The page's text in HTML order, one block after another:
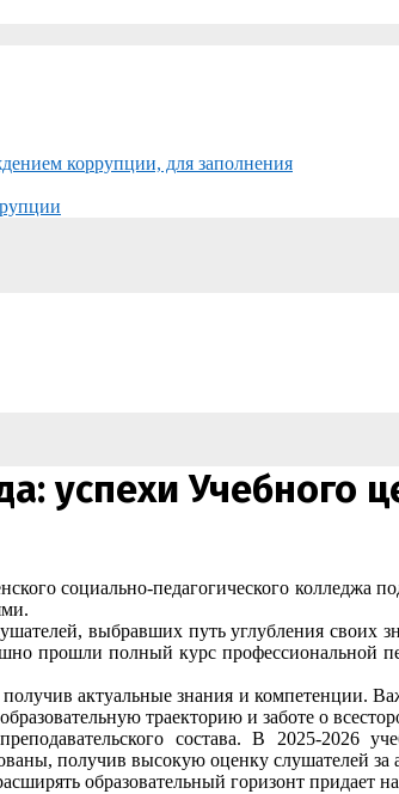
коррупции, для заполнения
успехи Учебного
социально-педагогического колледжа
выбравших путь углубления
прошли полный курс
актуальные знания и компетенции.
траекторию и заботе о
состава. В 2025-2026
получив высокую оценку слушателей за
образовательный горизонт придает